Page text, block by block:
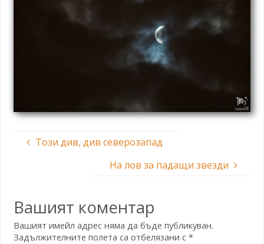
Този див, див северозапад
На лов за падащи звезди
Вашият коментар
Вашият имейл адрес няма да бъде публикуван.
Задължителните полета са отбелязани с*